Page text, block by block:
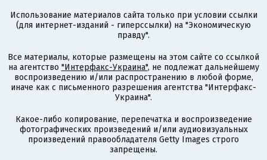
Использование материалов сайта только при условии ссылки
(для интернет-изданий - гиперссылки) на "Экономическую
правду".
Все материалы, которые размещены на этом сайте со ссылкой
на агентство "Интерфакс-Украина", не подлежат дальнейшему
воспроизведению и/или распространению в любой форме,
иначе как с письменного разрешения агентства "Интерфакс-
Украина".
Какое-либо копирование, перепечатка и воспроизведение
фотографических произведений и/или аудиовизуальных
произведений правообладателя Getty Images строго
запрещены.